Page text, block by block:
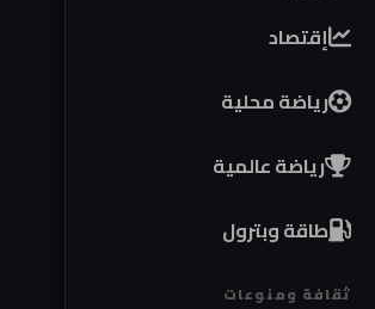
إقتصاد
رياضة محلية
رياضة عالمية
طاقة وبترول
ثقافة ومنوعات